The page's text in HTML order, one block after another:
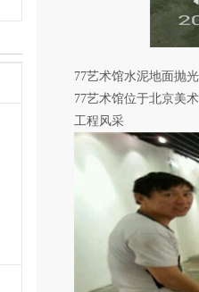
77艺术馆水泥地面抛
77艺术馆位于北京美
工程风采